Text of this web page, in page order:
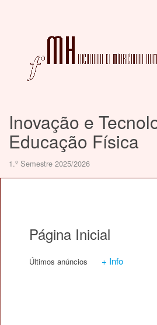
Inovação e
Educação Física
1.º Semestre 2025/2026
Página Inicial
Últimos anúncios + Info